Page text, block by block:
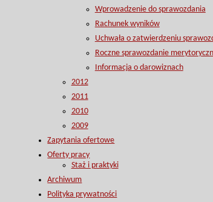
Wprowadzenie do sprawozdania
Rachunek wyników
Uchwała o zatwierdzeniu
Roczne sprawozdanie
Informacja o darowiznach
2012
2011
2010
2009
Zapytania ofertowe
Oferty pracy
Staż i praktyki
Archiwum
Polityka prywatności